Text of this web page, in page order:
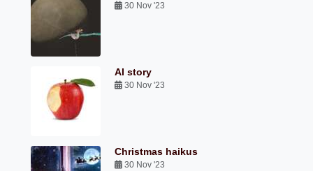
30 Nov '23
AI story
30 Nov '23
Christmas haikus
30 Nov '23